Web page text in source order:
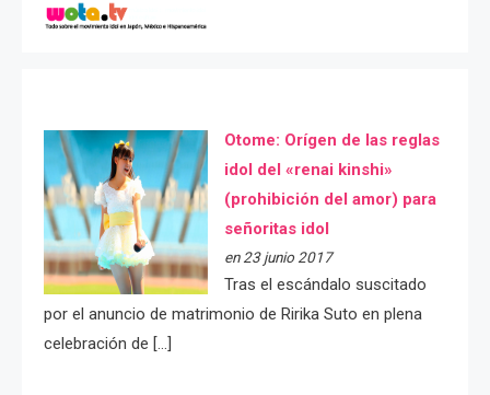
Otome: Orígen de las reglas
idol del «renai kinshi»
(prohibición del amor) para
señoritas idol
en 23 junio 2017
Tras el escándalo suscitado
por el anuncio de matrimonio de Ririka Suto en plena
celebración de […]